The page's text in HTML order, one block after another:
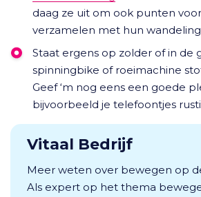
daag ze uit om ook punten
verzamelen met hun
Staat ergens op zolder of in de
spinningbike of roeimachine
Geef ‘m nog eens een goede
bijvoorbeeld je telefoontjes
Vitaal Bedrijf
Meer weten over bewegen op
Als expert op het thema